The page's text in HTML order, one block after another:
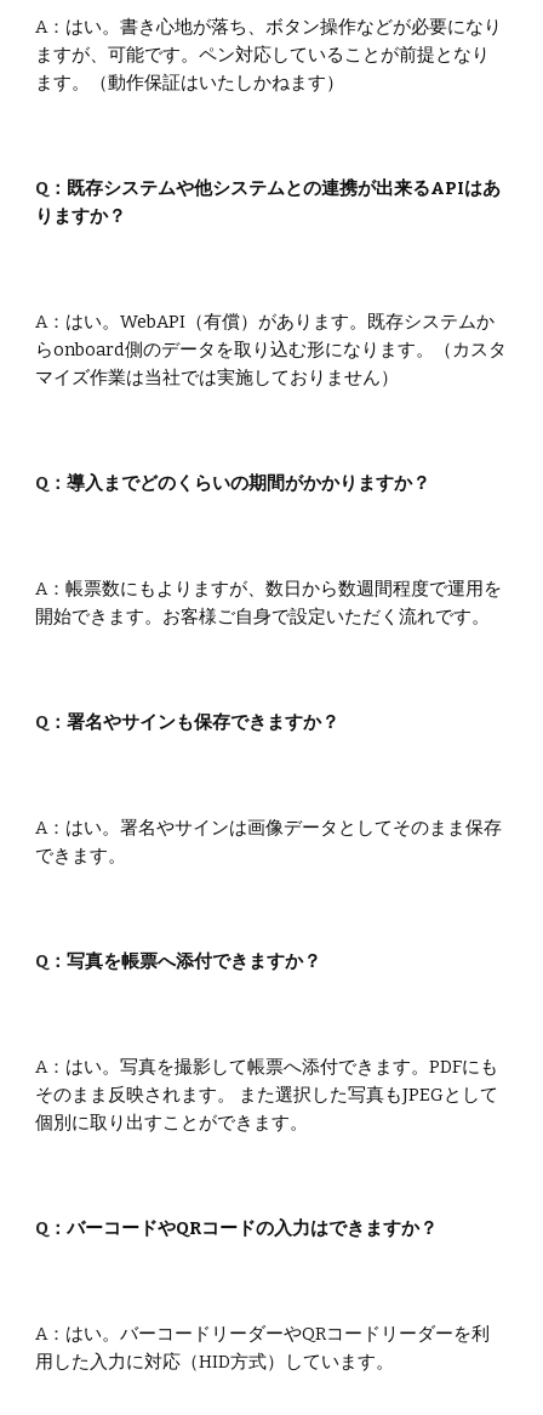
A： はい。書き心地が落ち、ボタン操作などが必要になり
ますが、可能です。ペン対応していることが前提となり
ます。（動作保証はいたしかねます）
Q： 既存システムや他システムとの連携が出来るAPIはあ
りますか？
A： はい。WebAPI （有償）があります。既存システムか
らonboard側のデータを取り込む形になります。（カスタ
マイズ作業は当社では実施しておりません）
Q：導入までどのくらいの期間がかかりますか？
A：帳票数にもよりますが、数日から数週間程度で運用を
開始できます。お客様ご自身で設定いただく流れです。
Q：署名やサインも保存できますか？
A： はい。署名やサインは画像データとしてそのまま保存
できます。
Q：写真を帳票へ添付できますか？
A： はい。写真を撮影して帳票へ添付できます。PDFにも
そのまま反映されます。 また選択した写真もJPEGとして
個別に取り出すことができます。
Q：バーコードやQRコードの入力はできますか？
A： はい。バーコードリーダーやQRコードリーダーを利
用した入力に対応（HID方式）しています。